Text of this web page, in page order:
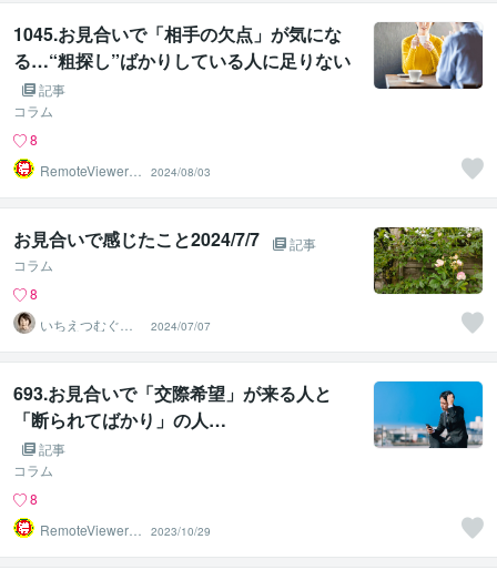
1045.お見合いで「相手の欠点」が気にな
る…“粗探し”ばかりしている人に足りない
「視点」
記事
コラム
8
RemoteViewer導
2024/08/03
お見合いで感じたこと2024/7/7
記事
コラム
8
いちえつむぐ☆
婚活アドバイス1
2年
2024/07/07
693.お見合いで「交際希望」が来る人と
「断られてばかり」の人…
記事
コラム
8
RemoteViewer導
2023/10/29